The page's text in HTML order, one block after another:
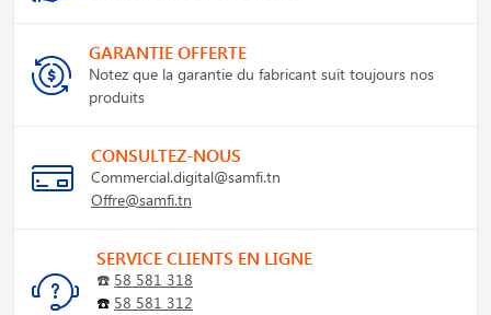
GARANTIE OFFERTE
Notez que la garantie du fabricant suit toujours nos
produits
CONSULTEZ-NOUS
Commercial.digital@samfi.tn
Offre@samfi.tn
SERVICE CLIENTS EN LIGNE
☎️ 58 581 318
☎️ 58 581 312